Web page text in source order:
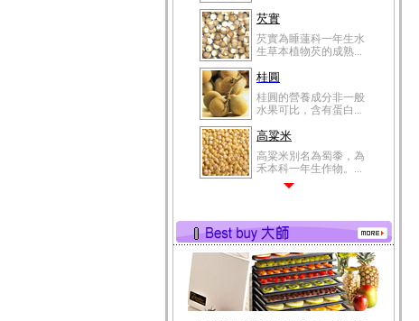
芡實
芡實為睡蓮科一年生水
生草本植物芡的成熟...
桂圓
桂圓的營養成分非一般
水果可比，含有蛋白...
高粱米
高粱米別名為蜀黍，為
禾本科一年生作物。...
有蛋白質、脂肪、磷...
鮪魚
鮪魚肚肉中的不飽和脂
肪酸內富含EPA和DH...
韭菜